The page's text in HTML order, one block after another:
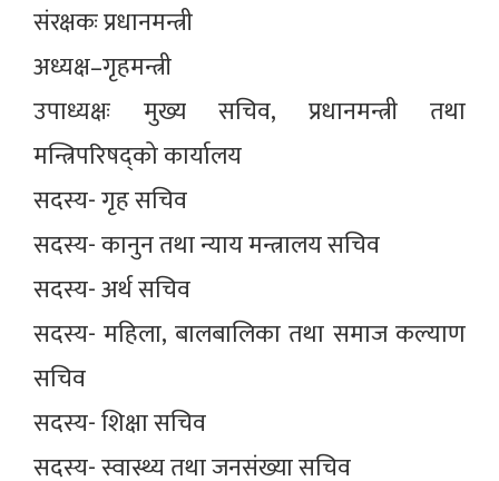
संरक्षकः प्रधानमन्त्री
अध्यक्ष–गृहमन्त्री
उपाध्यक्षः मुख्य सचिव, प्रधानमन्त्री तथा
मन्त्रिपरिषद्को कार्यालय
सदस्य- गृह सचिव
सदस्य- कानुन तथा न्याय मन्त्रालय सचिव
सदस्य- अर्थ सचिव
सदस्य- महिला, बालबालिका तथा समाज कल्याण
सचिव
सदस्य- शिक्षा सचिव
सदस्य- स्वास्थ्य तथा जनसंख्या सचिव